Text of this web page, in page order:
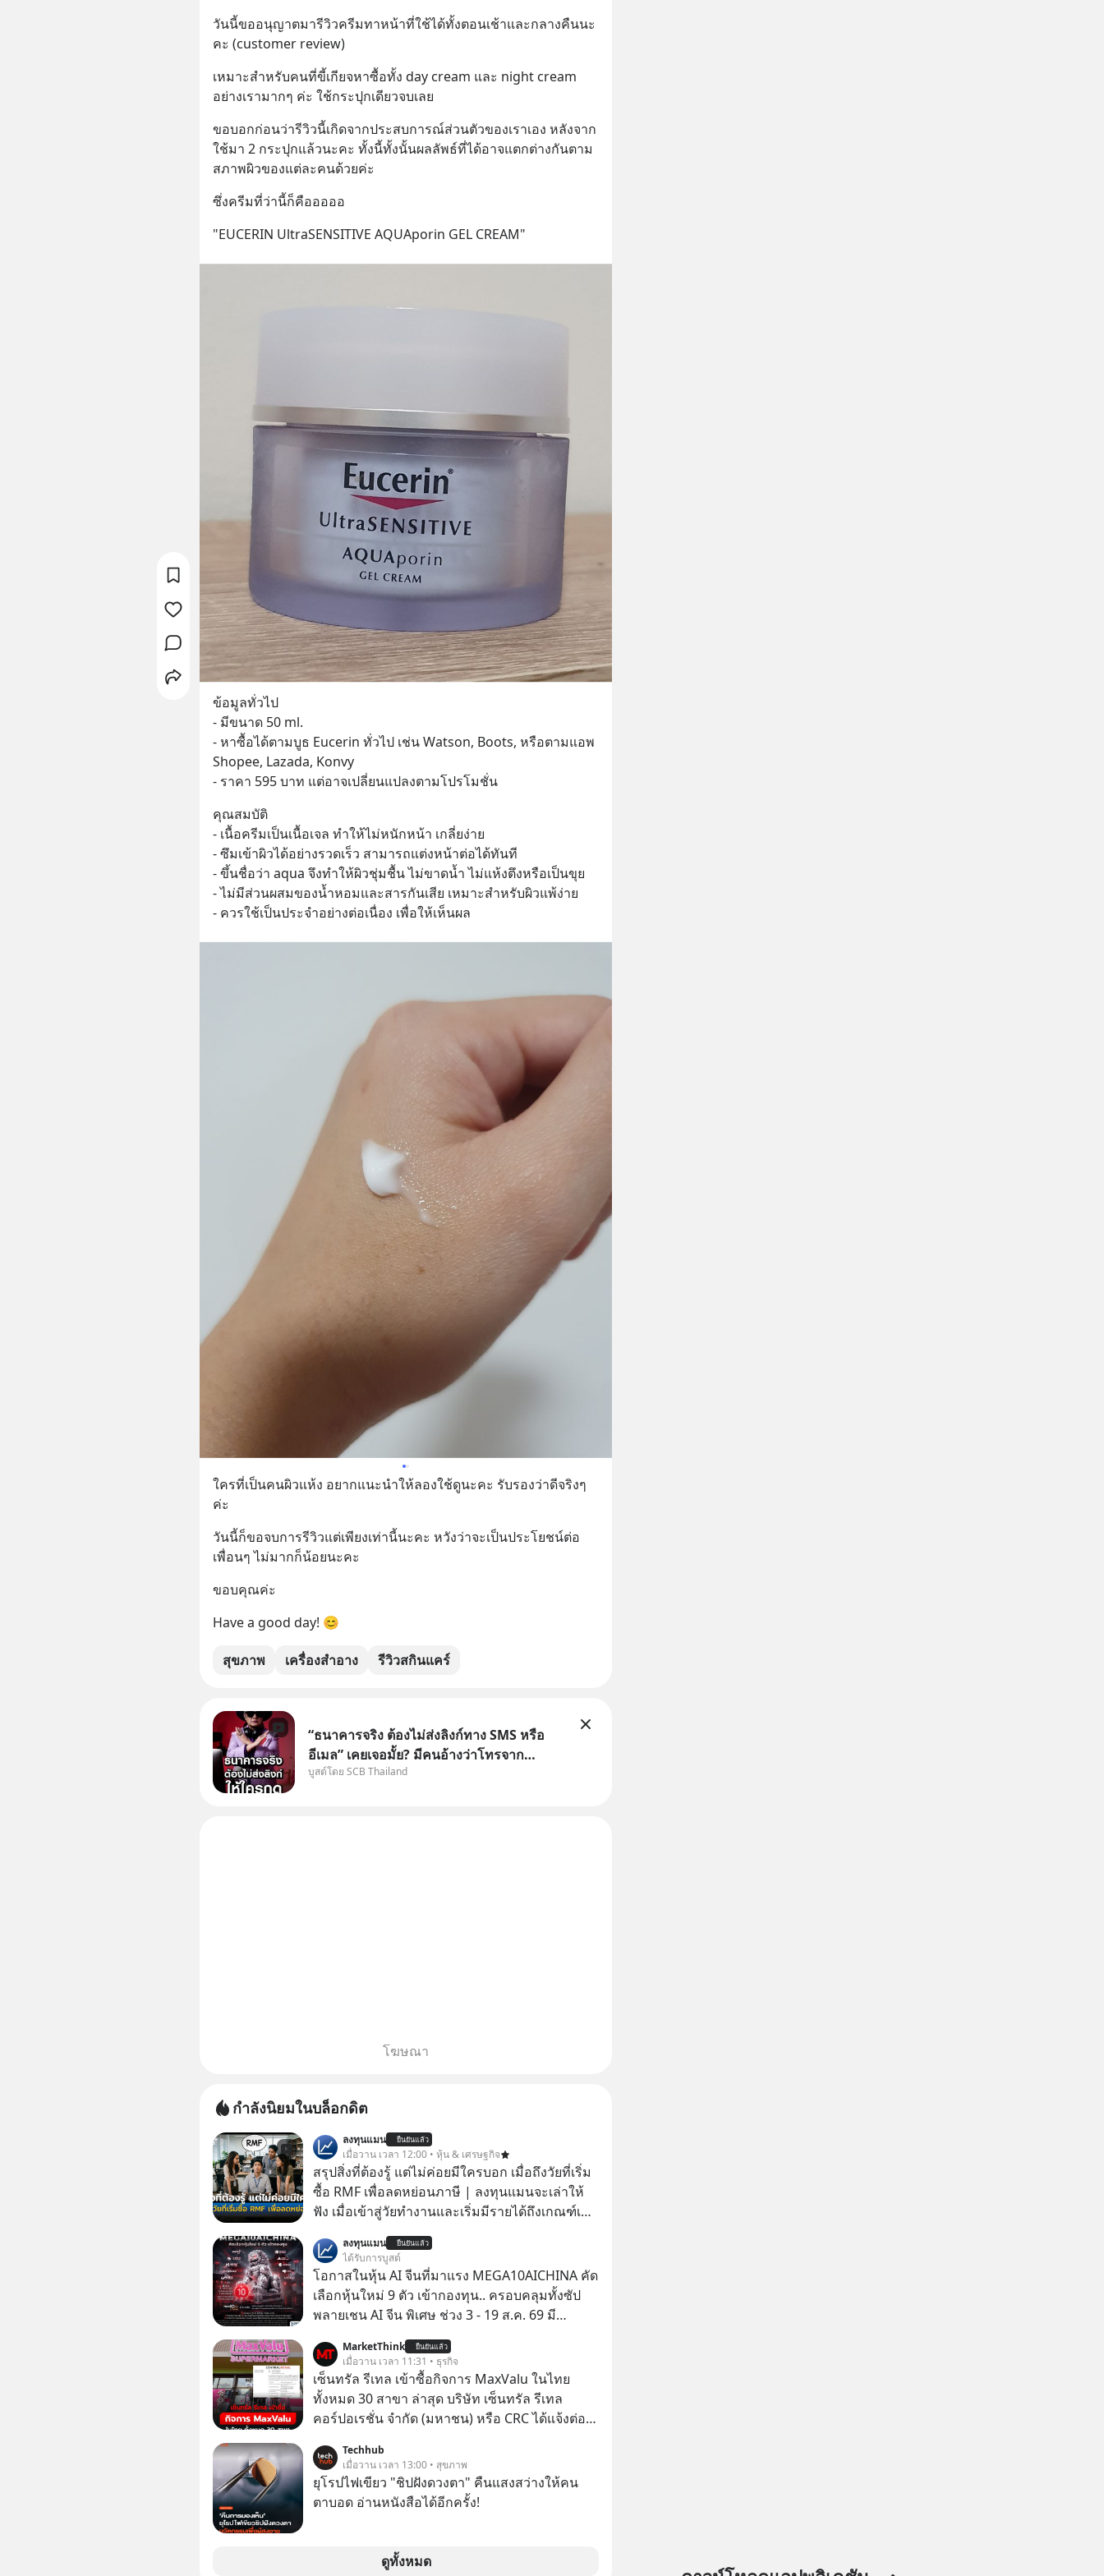
วันนี้ขออนุญาตมารีวิวครีมทาหน้าที่ใช้ได้ทั้งตอนเช้าและกลางคืนนะ
คะ (customer review)
เหมาะสำหรับคนที่ขี้เกียจหาซื้อทั้ง day cream และ night cream
อย่างเรามากๆ ค่ะ ใช้กระปุกเดียวจบเลย
ขอบอกก่อนว่ารีวิวนี้เกิดจากประสบการณ์ส่วนตัวของเราเอง หลังจาก
ใช้มา 2 กระปุกแล้วนะคะ ทั้งนี้ทั้งนั้นผลลัพธ์ที่ได้อาจแตกต่างกันตาม
สภาพผิวของแต่ละคนด้วยค่ะ
ซึ่งครีมที่ว่านี้ก็คือออออ
"EUCERIN UltraSENSITIVE AQUAporin GEL CREAM"
ข้อมูลทั่วไป
- มีขนาด 50 ml.
- หาซื้อได้ตามบูธ Eucerin ทั่วไป เช่น Watson, Boots, หรือตามแอพ
Shopee, Lazada, Konvy
- ราคา 595 บาท แต่อาจเปลี่ยนแปลงตามโปรโมชั่น
คุณสมบัติ
- เนื้อครีมเป็นเนื้อเจล ทำให้ไม่หนักหน้า เกลี่ยง่าย
- ซึมเข้าผิวได้อย่างรวดเร็ว สามารถแต่งหน้าต่อได้ทันที
- ขึ้นชื่อว่า aqua จึงทำให้ผิวชุ่มชื้น ไม่ขาดน้ำ ไม่แห้งตึงหรือเป็นขุย
- ไม่มีส่วนผสมของน้ำหอมและสารกันเสีย เหมาะสำหรับผิวแพ้ง่าย
- ควรใช้เป็นประจำอย่างต่อเนื่อง เพื่อให้เห็นผล
ใครที่เป็นคนผิวแห้ง อยากแนะนำให้ลองใช้ดูนะคะ รับรองว่าดีจริงๆ
ค่ะ
วันนี้ก็ขอจบการรีวิวแต่เพียงเท่านี้นะคะ หวังว่าจะเป็นประโยชน์ต่อ
เพื่อนๆ ไม่มากก็น้อยนะคะ
ขอบคุณค่ะ
Have a good day! 😊
สุขภาพ เครื่องสำอาง รีวิวสกินแคร์
“ธนาคารจริง ต้องไม่ส่งลิงก์ทาง SMS หรือ
อีเมล” เคยเจอมั้ย? มีคนอ้างว่าโทรจาก
ธนาคาร บอกว่าบัญชีมีปัญหา แล้วให้กดลิงก์
บูสต์โดย SCB Thailand
โฆษณา
กำลังนิยมในบล็อกดิต
ลงทุนแมน ยืนยันแล้ว
เมื่อวาน เวลา 12:00 • หุ้น & เศรษฐกิจ
สรุปสิ่งที่ต้องรู้ แต่ไม่ค่อยมีใครบอก เมื่อถึงวัยที่เริ่ม
ซื้อ RMF เพื่อลดหย่อนภาษี | ลงทุนแมนจะเล่าให้
ฟัง เมื่อเข้าสู่วัยทำงานและเริ่มมีรายได้ถึงเกณฑ์เสีย
เพราะนอกจากจะช่วยลดหย่อนภาษีได้แล้ว ยังเป็น
โอกาสในการสร้างความมั่งคั่งระยะยาว แต่น้อยคน
นักที่จะลงลึกว่า ถ้าลงทุนใน RMF ควรรู้ อะไรบ้าง
ควรดู ตรงไหน ทำอย่างไร ถึงจะดีกับเรา แล้วเรา
ต่อได้จริง ๆ ลงทุนแมนจะเล่าให้ฟัง
ลงทุนแมน ยืนยันแล้ว
ได้รับการบูสต์
โอกาสในหุ้น AI จีนที่มาแรง MEGA10AICHINA คัด
เลือกหุ้นใหม่ 9 ตัว เข้ากองทุน.. ครอบคลุมทั้งซัป
พลายเชน AI จีน พิเศษ ช่วง 3 - 19 ส.ค. 69 มี
บาทขึ้นไป ฟรีค่าธรรมเนียมซื้อ
MarketThink ยืนยันแล้ว
เมื่อวาน เวลา 11:31 • ธุรกิจ
เซ็นทรัล รีเทล เข้าซื้อกิจการ MaxValu ในไทย
ทั้งหมด 30 สาขา ล่าสุด บริษัท เซ็นทรัล รีเทล
คอร์ปอเรชั่น จํากัด (มหาชน) หรือ CRC ได้แจ้งต่อ
เข้าถือหุ้นในบริษัท อิออน (ไทยแลนด์) จำกัด
เจ้าของ MaxValu ในไทย
Techhub
เมื่อวาน เวลา 13:00 • สุขภาพ
ยุโรปไฟเขียว "ชิปฝังดวงตา" คืนแสงสว่างให้คน
ตาบอด อ่านหนังสือได้อีกครั้ง!
ดูทั้งหมด